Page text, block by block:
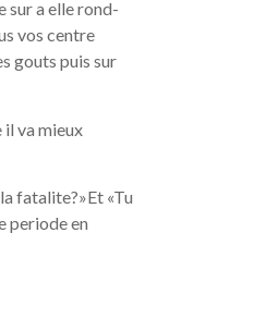
sur a elle rond-
vos centre
gouts puis sur
il va mieux
fatalite?»Et «Tu
periode en